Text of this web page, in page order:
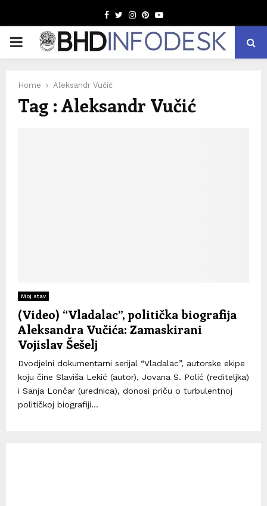
Facebook
TwitterInstagram
Pinterest
Youtube
PRIMARY
Home Aleksandr Vučić
Tag : Aleksandr Vučić
Moj stav
(Video) “Vladalac”, politička biografija
Aleksandra Vučića: Zamaskirani
Vojislav Šešelj
Dvodjelni dokumentarni serijal “Vladalac”, autorske ekipe
koju čine Slaviša Lekić (autor), Jovana S. Polić (rediteljka)
i Sanja Lončar (urednica), donosi priču o turbulentnoj
političkoj biografiji...